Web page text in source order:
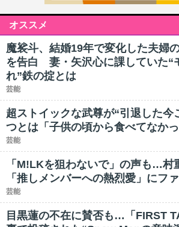
オススメ
魔裟斗、結婚19年で変化した夫婦
を告白 妻・矢沢心に課していた“
れ”鉄の掟とは
芸能
超ストイックな武尊が“引退した今
つとは「子供の頃から食べてなかっ
芸能
「M!LKを狙わないで」の声も…村
「推しメンバーへの熱烈愛」にフ
芸能
目黒蓮の不在に賛否も…「FIRST